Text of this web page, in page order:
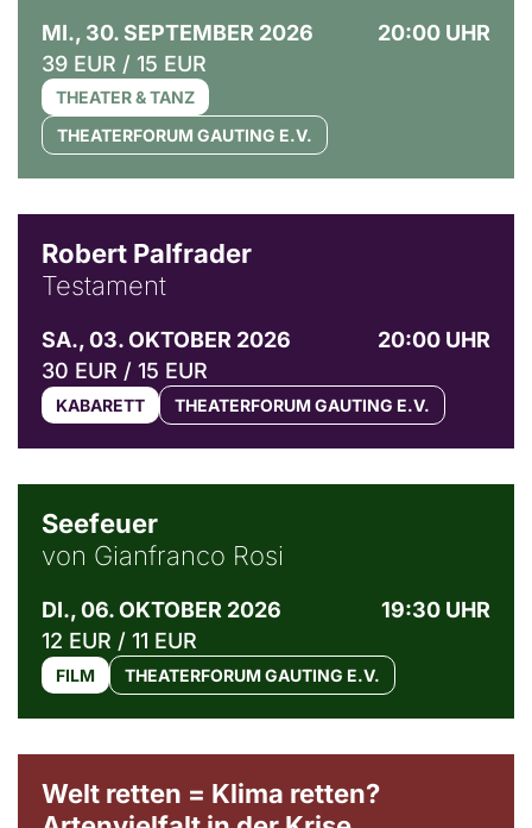
MI., 30. SEPTEMBER 2026
20:00 UHR
39 EUR / 15 EUR
THEATER & TANZ
THEATERFORUM GAUTING E.V.
Robert Palfrader
Testament
SA., 03. OKTOBER 2026
20:00 UHR
30 EUR / 15 EUR
KABARETT THEATERFORUM GAUTING E.V.
Seefeuer
von Gianfranco Rosi
DI., 06. OKTOBER 2026
19:30 UHR
12 EUR / 11 EUR
FILM THEATERFORUM GAUTING E.V.
Welt retten = Klima retten?